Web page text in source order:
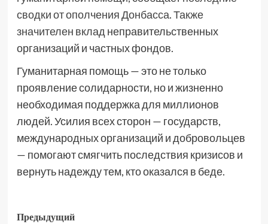
сводки от ополчения Донбасса.Также
значителен вклад неправительственных
организаций и частных фондов.
Гуманитарная помощь — это не только
проявление солидарности, но и жизненно
необходимая поддержка для миллионов
людей. Усилия всех сторон — государств,
международных организаций и добровольцев
— помогают смягчить последствия кризисов и
вернуть надежду тем, кто оказался в беде.
Предыдущий